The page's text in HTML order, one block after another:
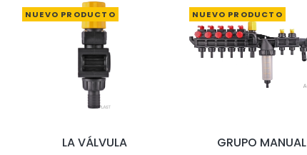
NUEVO PRODUCTO
LA VÁLVULA
NUEVO PRODUCTO
GRUPO MANUAL